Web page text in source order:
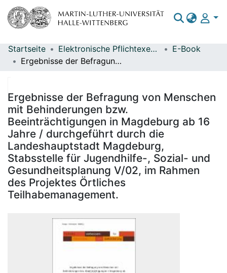
Bereiche & Sammlungen
Statistiken
Startseite Elektronische Pflichtexemplare
E-Book
Ergebnisse der Befragung von Menschen mit Behinderungen bzw. Beeinträchtigungen in Magdeburg ab 16 Jahre / durchgeführt durch die Landeshauptstadt Magdeburg, Stabsstelle für Jugendhilfe-, Sozial- und Gesundheitsplanung V/02, im Rahmen des Projektes Örtliches Teilhabemanagement.
Ergebnisse der Befragung von Menschen
mit Behinderungen bzw.
Beeinträchtigungen in Magdeburg ab 16
Jahre / durchgeführt durch die
Landeshauptstadt Magdeburg,
Stabsstelle für Jugendhilfe-, Sozial- und
Gesundheitsplanung V/02, im Rahmen
des Projektes Örtliches
Teilhabemanagement.